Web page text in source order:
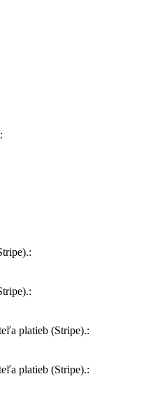
platieb (Stripe).:
platieb (Stripe).: